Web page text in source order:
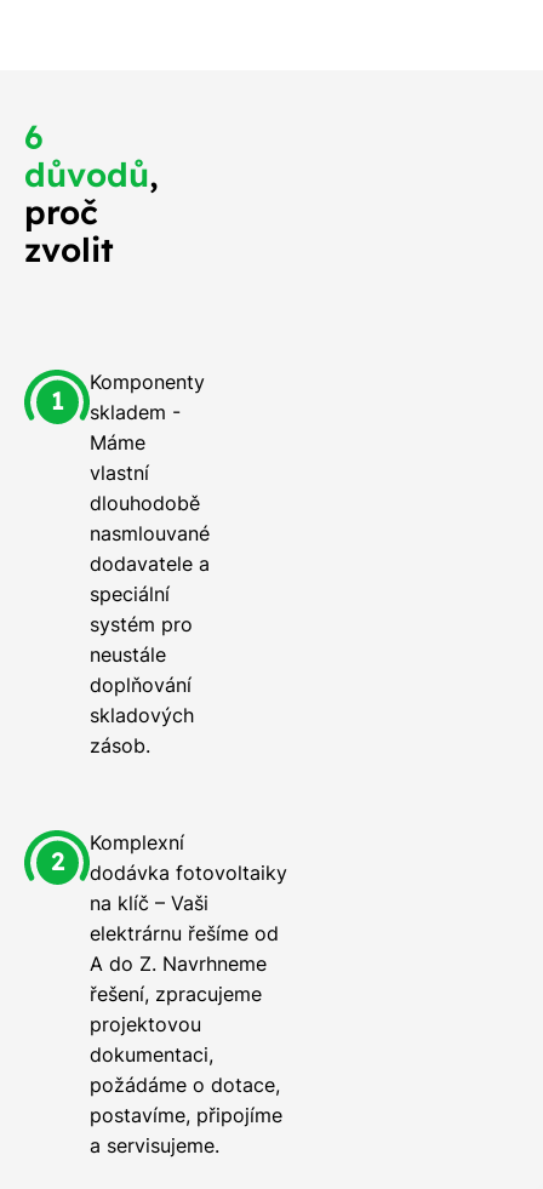
6
důvodů,
proč
zvolit
Komponenty
skladem -
Máme
vlastní
dlouhodobě
nasmlouvané
dodavatele a
speciální
systém pro
neustále
doplňování
skladových
zásob.
Komplexní
dodávka fotovoltaiky
na klíč – Vaši
elektrárnu řešíme od
A do Z. Navrhneme
řešení, zpracujeme
projektovou
dokumentaci,
požádáme o dotace,
postavíme, připojíme
a servisujeme.